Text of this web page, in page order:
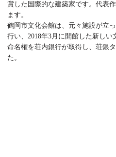
l
賞した国際的な建築家です。代表
ます。
鶴岡市文化会館は、元々施設が立
行い、2018年3月に開館した新しい
命名権を荘内銀行が取得し、荘銀
た。